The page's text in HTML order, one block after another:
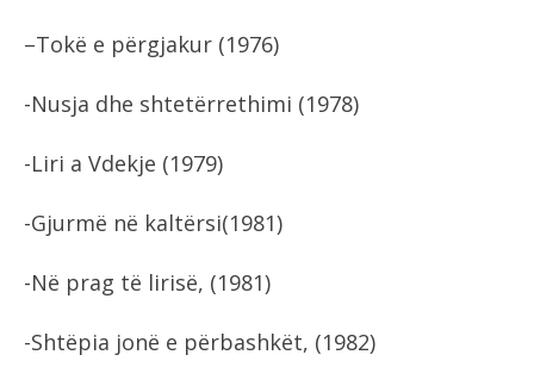
–Tokë e përgjakur (1976)
-Nusja dhe shtetërrethimi (1978)
-Liri a Vdekje (1979)
-Gjurmë në kaltërsi(1981)
-Në prag të lirisë, (1981)
-Shtëpia jonë e përbashkët, (1982)